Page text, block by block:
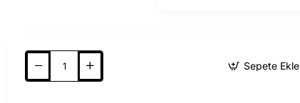
Sepete Ekle